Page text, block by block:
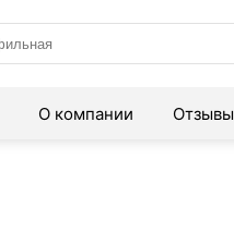
О компании Отзывы